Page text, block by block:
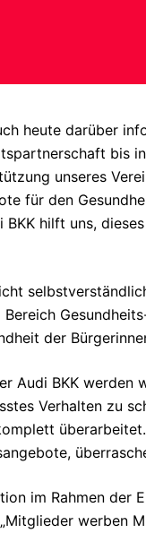
heute darüber
bis
unseres
für den
hilft uns,
Bereich
der
Audi BKK
Verhalten zu
im Rahmen der
werben